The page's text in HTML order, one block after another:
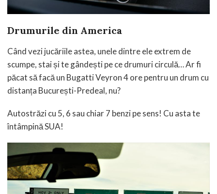
Drumurile din America
Când vezi jucăriile astea, unele dintre ele extrem de
scumpe, stai și te gândești pe ce drumuri circulă… Ar fi
păcat să facă un Bugatti Veyron 4 ore pentru un drum cu
distanța București-Predeal, nu?
Autostrăzi cu 5, 6 sau chiar 7 benzi pe sens! Cu asta te
întâmpină SUA!